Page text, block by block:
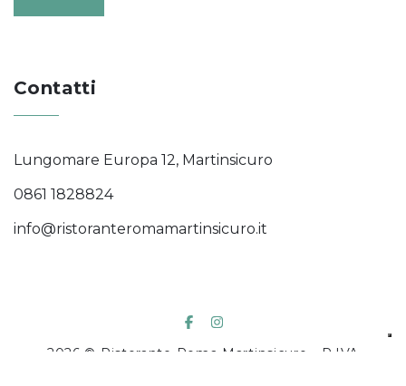
Contatti
Lungomare Europa 12, Martinsicuro
0861 1828824
info@ristoranteromamartinsicuro.it
2026 © Ristorante Roma Martinsicuro - P.IVA